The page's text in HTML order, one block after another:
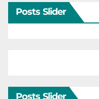
Posts Slider
Posts Slider